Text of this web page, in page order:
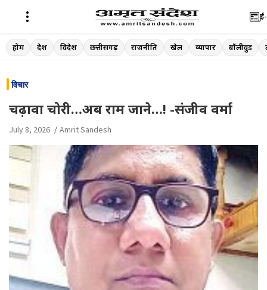
Skip
to
होम देश विदेश छत्तीसगढ़ राजनीति खेल व्यापार बॉलीवुड
विचार
चढ़ावा चोरी…अब राम जाने…! -संजीव वर्मा
July 8, 2026 Amrit Sandesh